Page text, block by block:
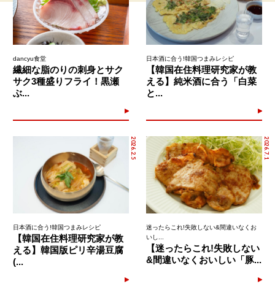
dancyu食堂
繊細な脂のりの刺身とサク
サク3種盛りフライ！黒瀬
ぶ...
日本酒に合う!韓国つまみレシピ
【韓国在住料理研究家が教
える】純米酒に合う「白菜
と...
2026.2.5
日本酒に合う!韓国つまみレシピ
【韓国在住料理研究家が教
える】韓国版ピリ辛湯豆腐
(...
2026.7.1
迷ったらこれ!失敗しない&間違いなくお
いし...
【迷ったらこれ!失敗しない
&間違いなくおいしい「豚...